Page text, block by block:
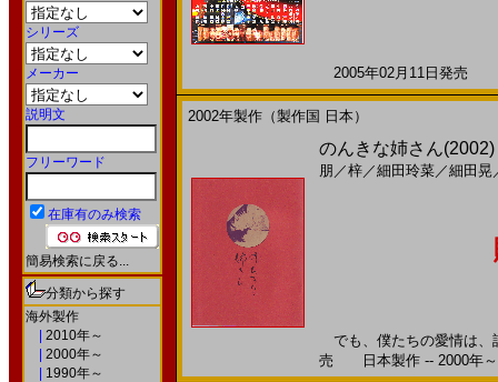
シリーズ
メーカー
説明文
フリーワード
在庫有のみ検索
簡易検索に戻る...
分類から探す
海外製作
2010年～
2000年～
1990年～
2005年02月11日発売
2002年製作（製作国 日本）
のんきな姉さん
朋 ／梓／細田玲菜／細田晃
でも、僕たちの愛情は、
売 日本製作 -- 2000年～